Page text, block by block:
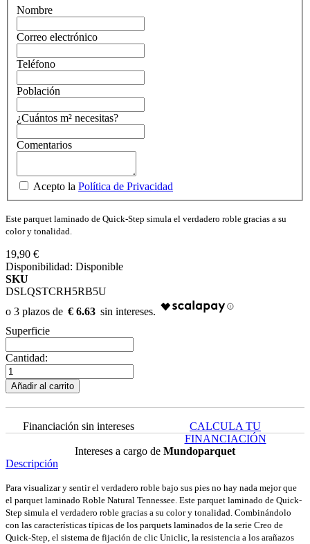
Nombre
Correo electrónico
Teléfono
Población
¿Cuántos m² necesitas?
Comentarios
Acepto la Política de Privacidad
Este parquet laminado de Quick-Step simula el verdadero roble gracias a su
color y tonalidad.
19,90 €
Disponibilidad: Disponible
SKU
DSLQSTCRH5RB5U
€ 6.63
Superficie
Cantidad:
Añadir al carrito
Financiación sin intereses
CALCULA TU
FINANCIACIÓN
Intereses a cargo de Mundoparquet
Descripción
Para visualizar y sentir el verdadero roble bajo sus pies no hay nada mejor que
el parquet laminado Roble Natural Tennessee. Este parquet laminado de Quick-
Step simula el verdadero roble gracias a su color y tonalidad. Combinándolo
con las características típicas de los parquets laminados de la serie Creo de
Quick-Step, el sistema de fijación de clic Uniclic, la resistencia a los arañazos